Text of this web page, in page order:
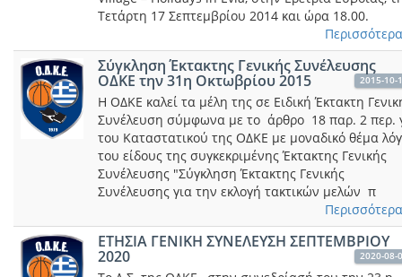
Τετάρτη 17 Σεπτεμβρίου 2014 και ώρα 18.00.
Σύγκληση Έκτακτης Γενικής Συνέλευσης
ΟΔΚΕ την 31η Οκτωβρίου 2015 2015-10-
Η ΟΔΚΕ καλεί τα μέλη της σε Ειδική Έκτακτη
Συνέλευση σύμφωνα με το άρθρο 18 παρ. 2 περ.
του Καταστατικού της ΟΔΚΕ με μοναδικό θέμα
του είδους της συγκεκριμένης Έκτακτης Γενικής
Συνέλευσης "Σύγκληση Έκτακτης Γενικής
Συνέλευσης για την εκλογή τακτικών μελών π
ΕΤΗΣΙΑ ΓΕΝΙΚΗ ΣΥΝΕΛΕΥΣΗ ΣΕΠΤΕΜΒΡΙΟΥ
2020 2020-08-